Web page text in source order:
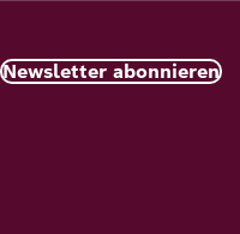
Newsletter abonnieren